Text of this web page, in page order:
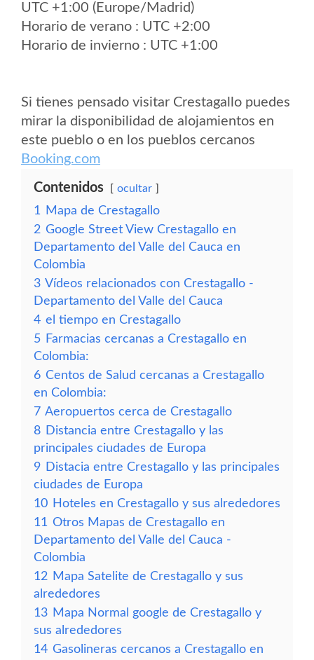
UTC +1:00 (Europe/Madrid)
Horario de verano : UTC +2:00
Horario de invierno : UTC +1:00
Si tienes pensado visitar Crestagallo puedes
mirar la disponibilidad de alojamientos en
este pueblo o en los pueblos cercanos
Booking.com
Contenidos ocultar
1
Mapa de Crestagallo
2 Google Street View Crestagallo en
Departamento del Valle del Cauca en
Colombia
3 Vídeos relacionados con Crestagallo -
Departamento del Valle del Cauca
4 el tiempo en Crestagallo
5 Farmacias cercanas a Crestagallo en
Colombia:
6 Centos de Salud cercanas a Crestagallo
en Colombia:
7 Aeropuertos cerca de Crestagallo
8 Distancia entre Crestagallo y las
principales ciudades de Europa
9 Distacia entre Crestagallo y las principales
ciudades de Europa
10 Hoteles en Crestagallo y sus alrededores
11 Otros Mapas de Crestagallo en
Departamento del Valle del Cauca -
Colombia
12 Mapa Satelite de Crestagallo y sus
alrededores
13 Mapa Normal google de Crestagallo y
sus alrededores
14 Gasolineras cercanos a Crestagallo en